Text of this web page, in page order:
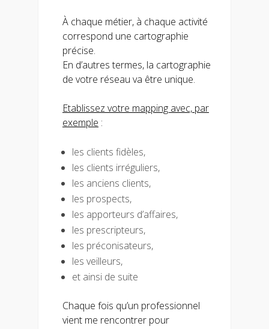
À chaque métier, à chaque activité
correspond une cartographie
précise.
En d’autres termes, la cartographie
de votre réseau va être unique.
Etablissez votre mapping avec, par
exemple :
les clients fidèles,
les clients irréguliers,
les anciens clients,
les prospects,
les apporteurs d’affaires,
les prescripteurs,
les préconisateurs,
les veilleurs,
et ainsi de suite
Chaque fois qu’un professionnel
vient me rencontrer pour